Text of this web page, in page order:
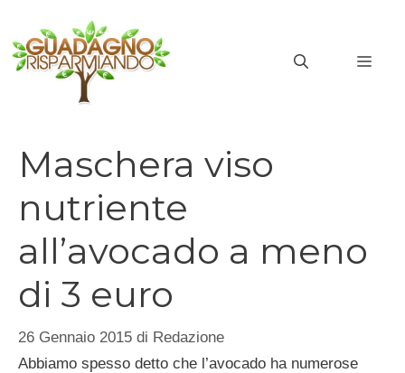
contenuto
Maschera viso
nutriente
all’avocado a meno
di 3 euro
26 Gennaio 2015 di Redazione
Abbiamo spesso detto che l’avocado ha numerose